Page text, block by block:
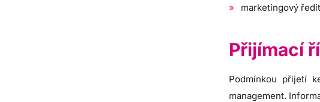
marketingový
Přijímací
Podmínkou přijetí
management.